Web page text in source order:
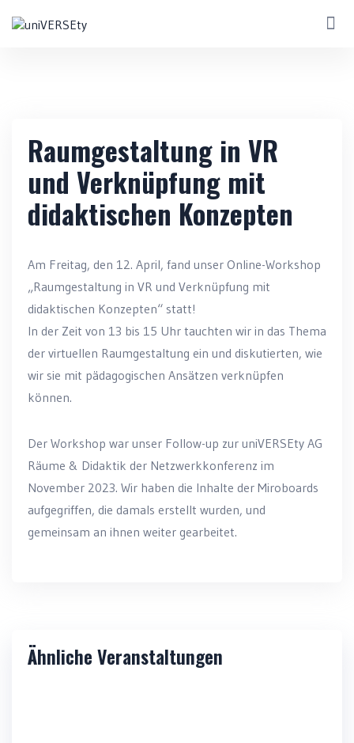
Raumgestaltung in VR
und Verknüpfung mit
didaktischen Konzepten
Am Freitag, den 12. April, fand unser Online-Workshop
„Raumgestaltung in VR und Verknüpfung mit
didaktischen Konzepten“ statt!
In der Zeit von 13 bis 15 Uhr tauchten wir in das Thema
der virtuellen Raumgestaltung ein und diskutierten, wie
wir sie mit pädagogischen Ansätzen verknüpfen
können.
Der Workshop war unser Follow-up zur uniVERSEty AG
Räume & Didaktik der Netzwerkkonferenz im
November 2023. Wir haben die Inhalte der Miroboards
aufgegriffen, die damals erstellt wurden, und
gemeinsam an ihnen weiter gearbeitet.
Ähnliche Veranstaltungen